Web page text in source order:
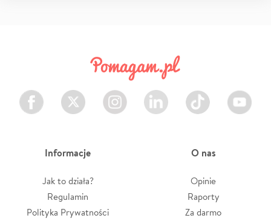
Facebook Twitter Instagram LinkedIn TikTok Youtube
Informacje
Jak to działa?
Regulamin
Polityka Prywatności
O nas
Opinie
Raporty
Za darmo